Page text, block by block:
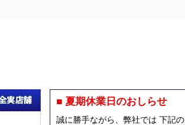
■ 夏期休業日のおしらせ
誠に勝手ながら、弊社では 下記の